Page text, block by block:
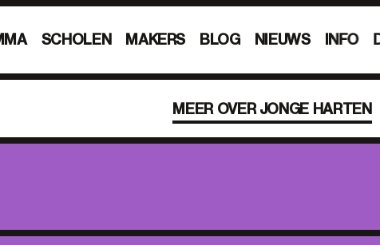
SCHOLEN MAKERS BLOG NIEUWS INFO
MEER OVER JONGE HARTEN